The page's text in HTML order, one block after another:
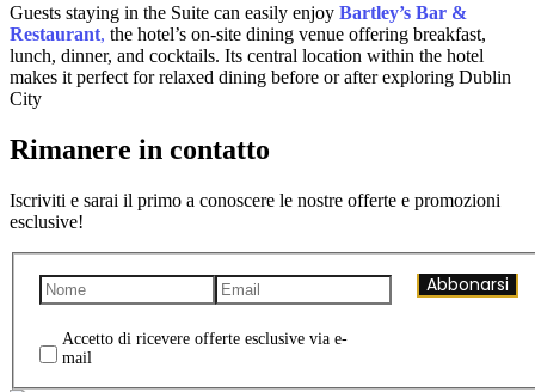
Guests staying in the Suite can easily enjoy Bartley’s Bar &
Restaurant, the hotel’s on‑site dining venue offering breakfast,
lunch, dinner, and cocktails. Its central location within the hotel
makes it perfect for relaxed dining before or after exploring Dublin
City
Rimanere in contatto
Iscriviti e sarai il primo a conoscere le nostre offerte e promozioni
esclusive!
Abbonarsi
Accetto di ricevere offerte esclusive via e-
mail